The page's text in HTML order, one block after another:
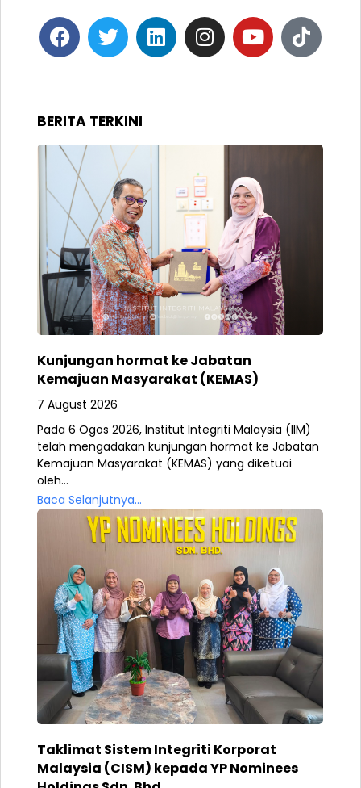
BERITA TERKINI
Kunjungan hormat ke Jabatan
Kemajuan Masyarakat (KEMAS)
7 August 2026
Pada 6 Ogos 2026, Institut Integriti Malaysia (IIM)
telah mengadakan kunjungan hormat ke Jabatan
Kemajuan Masyarakat (KEMAS) yang diketuai
oleh...
Baca Selanjutnya...
Taklimat Sistem Integriti Korporat
Malaysia (CISM) kepada YP Nominees